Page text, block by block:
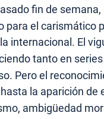
fin de semana,
para el carismático
internacional. El
tanto en
Pero el
la aparición de
ambigüedad